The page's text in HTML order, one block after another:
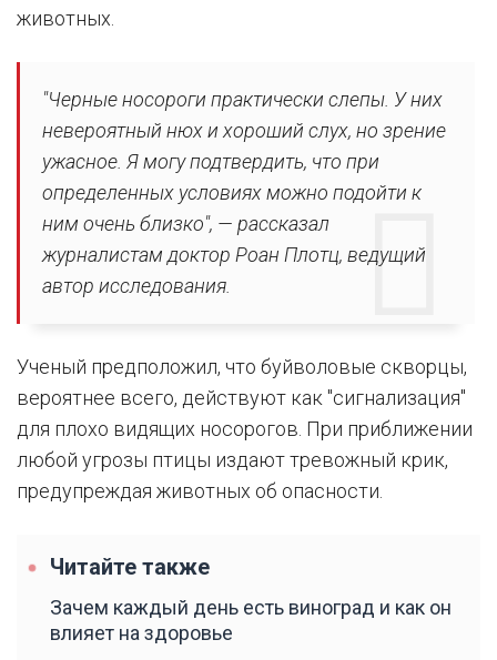
животных.
"Черные носороги практически слепы. У них
невероятный нюх и хороший слух, но зрение
ужасное. Я могу подтвердить, что при
определенных условиях можно подойти к
ним очень близко", — рассказал
журналистам доктор Роан Плотц, ведущий
автор исследования.
Ученый предположил, что буйволовые скворцы,
вероятнее всего, действуют как "сигнализация"
для плохо видящих носорогов. При приближении
любой угрозы птицы издают тревожный крик,
предупреждая животных об опасности.
Читайте также
Зачем каждый день есть виноград и как он
влияет на здоровье